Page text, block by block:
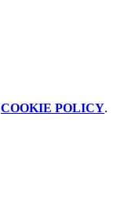
COOKIE POLICY.